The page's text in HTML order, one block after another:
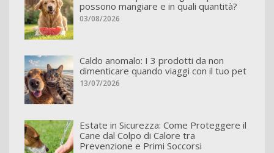
possono mangiare e in quali quantità?
03/08/2026
Caldo anomalo: I 3 prodotti da non
dimenticare quando viaggi con il tuo pet
13/07/2026
Estate in Sicurezza: Come Proteggere il
Cane dal Colpo di Calore tra
Prevenzione e Primi Soccorsi